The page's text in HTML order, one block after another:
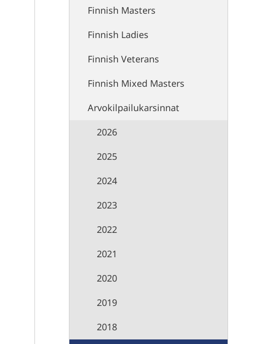
Finnish Masters
Finnish Ladies
Finnish Veterans
Finnish Mixed Masters
Arvokilpailukarsinnat
2026
2025
2024
2023
2022
2021
2020
2019
2018